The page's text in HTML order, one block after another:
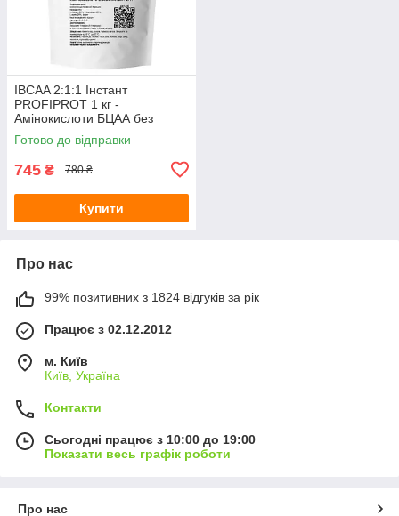
IBCAA 2:1:1 Інстант
PROFIPROT 1 кг -
Амінокислоти БЦАА без
смаку
Готово до відправки
745 ₴ 780 ₴
Купити
Про нас
99% позитивних з 1824 відгуків за рік
Працює з 02.12.2012
м. Київ
Київ, Україна
Контакти
Сьогодні працює з 10:00 до 19:00
Показати весь графік роботи
Про нас